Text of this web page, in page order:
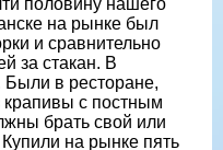
половину нашего
на рынке был
и сравнительно
за стакан. В
Были в ресторане,
с постным
брать свой или
на рынке пять